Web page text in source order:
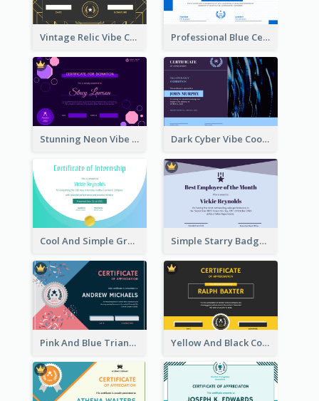
Vintage Relic Vibe Certificate Design Template Professional Blue Certificate Design Template Idea
Stunning Neon Vibe Hexagonal Certificate Design Dark Cyber Vibe Cool Certificate Design
Cool And Simple Gradient Refreshing Certificate Design Simple Starry Badge Modern Certificate Design
Pink And Blue Triangles Confetti Celebration Certificate Yellow And Black Contrast Simple Certificate